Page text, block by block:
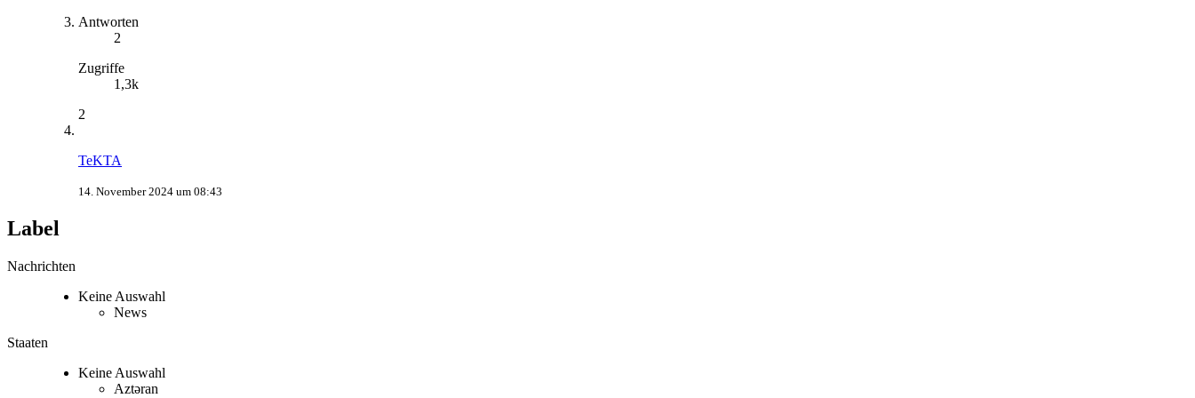
Antworten
2
Zugriffe
1,3k
2
TeKTA
14. November 2024 um 08:43
Label
Nachrichten
Keine Auswahl
News
Staaten
Keine Auswahl
Aztǝran